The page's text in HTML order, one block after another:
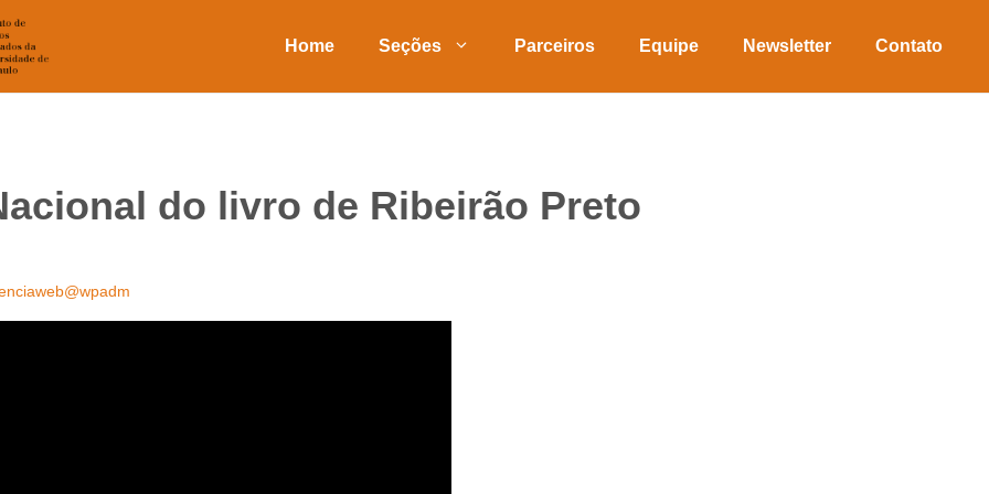
Home Seções Parceiros Equipe Newsletter Contato
do livro de Ribeirão Preto